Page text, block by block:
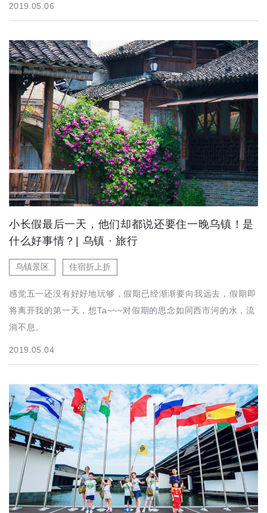
2019.05.06
小长假最后一天，他们却都说还要住一晚乌镇！是
什么好事情？| 乌镇 · 旅行
乌镇景区 住宿折上折
感觉五一还没有好好地玩够，假期已经渐渐要向我远去，假期即
将离开我的第一天，想Ta~~~对假期的思念如同西市河的水，流
淌不息。
2019.05.04